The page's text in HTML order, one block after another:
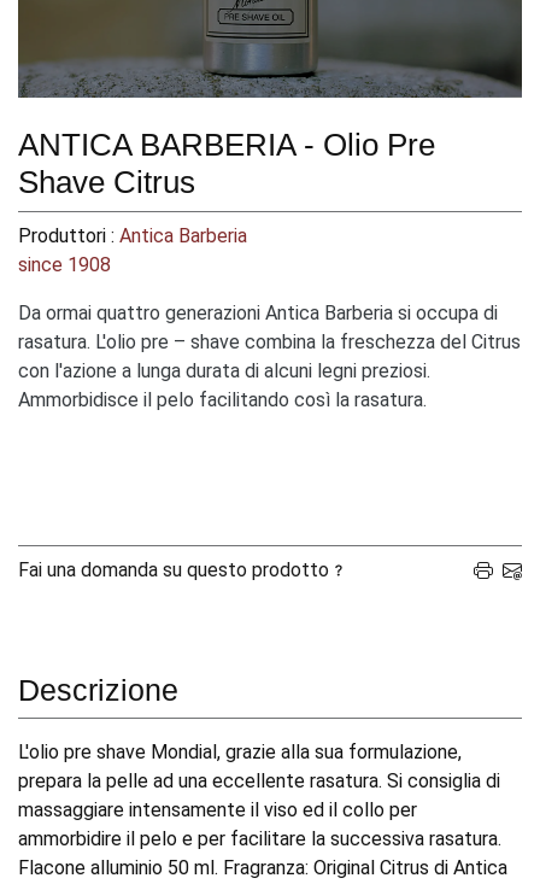
ANTICA BARBERIA - Olio Pre
Shave Citrus
Produttori : Antica Barberia
since 1908
Da ormai quattro generazioni Antica Barberia si occupa di
rasatura. L'olio pre – shave combina la freschezza del Citrus
con l'azione a lunga durata di alcuni legni preziosi.
Ammorbidisce il pelo facilitando così la rasatura.
Fai una domanda su questo prodotto
Descrizione
L'olio pre shave Mondial, grazie alla sua formulazione,
prepara la pelle ad una eccellente rasatura. Si consiglia di
massaggiare intensamente il viso ed il collo per
ammorbidire il pelo e per facilitare la successiva rasatura.
Flacone alluminio 50 ml. Fragranza: Original Citrus di Antica